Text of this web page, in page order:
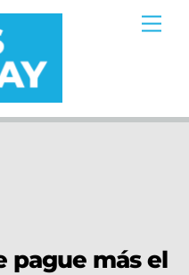
pague más el